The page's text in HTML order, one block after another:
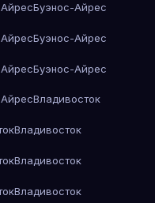
Буэнос-Айрес
Буэнос-Айрес
Буэнос-Айрес
Владивосток
Владивосток
Владивосток
Владивосток